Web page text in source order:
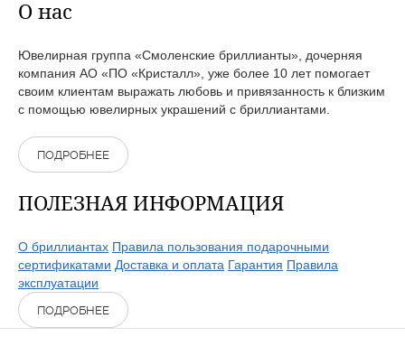
О нас
Ювелирная группа «Смоленские бриллианты», дочерняя
компания АО «ПО «Кристалл», уже более 10 лет помогает
своим клиентам выражать любовь и привязанность к близким
с помощью ювелирных украшений с бриллиантами.
ПОДРОБНЕЕ
ПОЛЕЗНАЯ ИНФОРМАЦИЯ
О бриллиантах Правила пользования подарочными
сертификатами Доставка и оплата Гарантия Правила
эксплуатации
ПОДРОБНЕЕ